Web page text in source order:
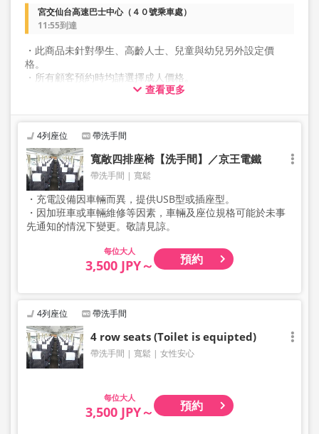
宮交仙台高速巴士中心（４０號乘車處）
11:55到達
・此商品未針對學生、高齡人士、兒童與幼兒另外設定價
格。
・所有顧客預約時均請選擇成人價格。
・雙座一人使用座位』白天班車需另加1,000日圓，夜間班車
查看更多
4列座位 帶洗手間
寬敞四排座椅【洗手間】／京王電鐵
帶洗手間 寬鬆
・充電設備因車輛而異，提供USB型或插座型。
・因加班車或車輛維修等因素，車輛及座位規格可能於未事
先通知的情況下變更。敬請見諒。
大人
3,500 JPY～ 預約
4列座位 帶洗手間
4 row seats (Toilet is equipted)
帶洗手間 寬鬆 女性安心
大人
3,500 JPY～ 預約